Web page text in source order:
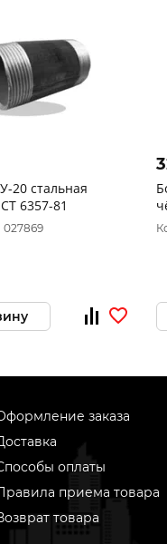
20 стальная
6357-81
027869
заказа
оплаты
приема товара
товара